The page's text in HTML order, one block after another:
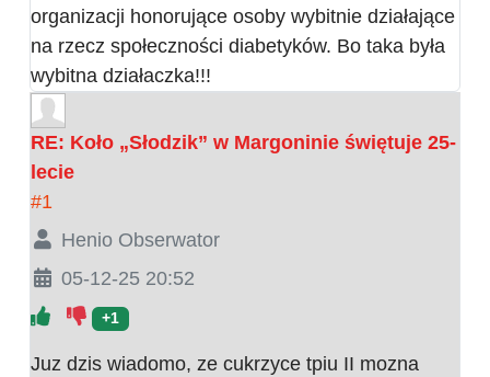
organizacji honorujące osoby wybitnie działające
na rzecz społeczności diabetyków. Bo taka była
wybitna działaczka!!!
RE: Koło „Słodzik” w Margoninie świętuje 25-
lecie
#1
Henio Obserwator
05-12-25 20:52
+1
Juz dzis wiadomo, ze cukrzyce tpiu II mozna